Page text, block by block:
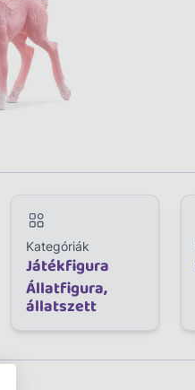
Kategóriák
Játékfigura
Állatfigura,
állatszett